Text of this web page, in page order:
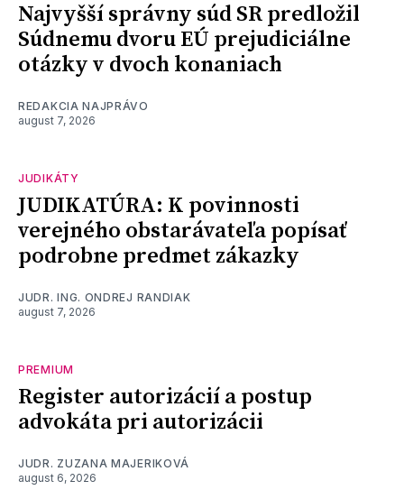
Najvyšší správny súd SR predložil
Súdnemu dvoru EÚ prejudiciálne
otázky v dvoch konaniach
REDAKCIA NAJPRÁVO
august 7, 2026
JUDIKÁTY
JUDIKATÚRA: K povinnosti
verejného obstarávateľa popísať
podrobne predmet zákazky
JUDR. ING. ONDREJ RANDIAK
august 7, 2026
PREMIUM
Register autorizácií a postup
advokáta pri autorizácii
JUDR. ZUZANA MAJERIKOVÁ
august 6, 2026